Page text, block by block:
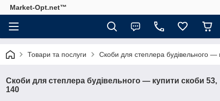
Market-Opt.net™
Товари та послуги Скоби для степлера будівельного —
Скоби для степлера будівельного — купити скоби 53,
140